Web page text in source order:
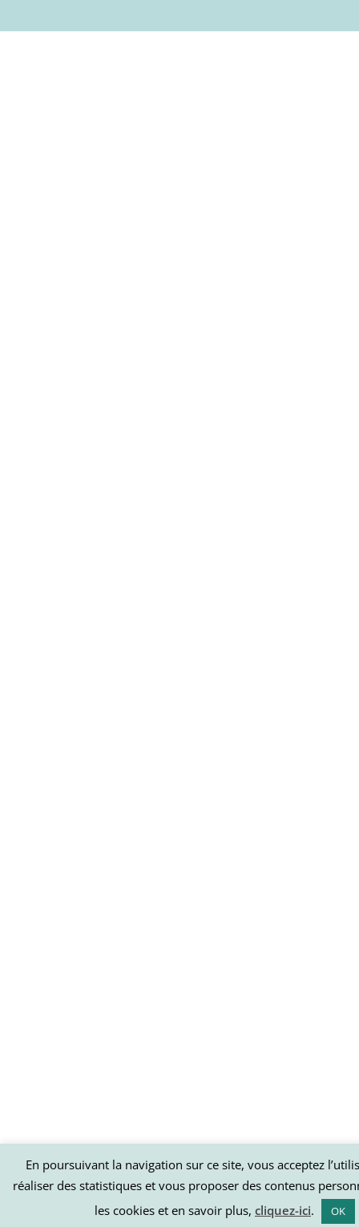
En poursuivant la navigation sur ce site, vous acceptez
réaliser des statistiques et vous proposer des contenus
les cookies et en savoir plus, cliquez-ici. OK